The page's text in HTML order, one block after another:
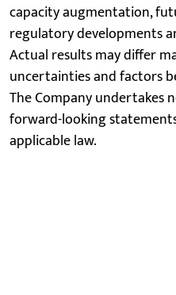
capacity augmentation,
regulatory developments
Actual results may differ
uncertainties and factors
The Company undertakes
forward-looking
applicable law.